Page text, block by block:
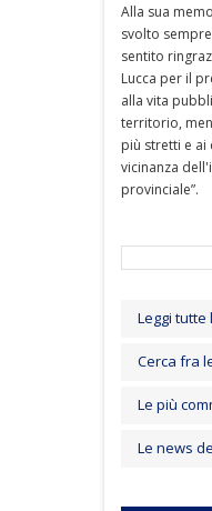
Alla sua
svolto
sentito
Lucca per il
alla vita
territorio,
più stretti e ai
vicinanza
provinciale”.
Leggi tutte
Cerca fra
Le più
Le news